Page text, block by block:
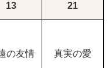
13 21
の友情 真実の愛